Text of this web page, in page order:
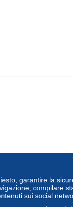
garantire la
compilare
sui social